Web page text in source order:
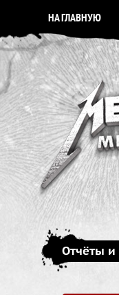
НА ГЛАВНУЮ
Отчёты и